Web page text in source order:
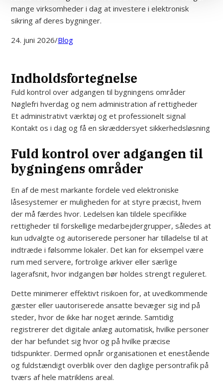
mange virksomheder i dag at investere i elektronisk
sikring af deres bygninger.
24. juni 2026/Blog
Indholdsfortegnelse
Fuld kontrol over adgangen til bygningens områder
Nøglefri hverdag og nem administration af rettigheder
Et administrativt værktøj og et professionelt signal
Kontakt os i dag og få en skræddersyet sikkerhedsløsning
Fuld kontrol over adgangen til
bygningens områder
En af de mest markante fordele ved elektroniske
låsesystemer er muligheden for at styre præcist, hvem
der må færdes hvor. Ledelsen kan tildele specifikke
rettigheder til forskellige medarbejdergrupper, således at
kun udvalgte og autoriserede personer har tilladelse til at
indtræde i følsomme lokaler. Det kan for eksempel være
rum med servere, fortrolige arkiver eller særlige
lagerafsnit, hvor indgangen bør holdes strengt reguleret.
Dette minimerer effektivt risikoen for, at uvedkommende
gæster eller uautoriserede ansatte bevæger sig ind på
steder, hvor de ikke har noget ærinde. Samtidig
registrerer det digitale anlæg automatisk, hvilke personer
der har befundet sig hvor og på hvilke præcise
tidspunkter. Dermed opnår organisationen et enestående
og fuldstændigt overblik over den daglige persontrafik på
tværs af hele matriklens areal.